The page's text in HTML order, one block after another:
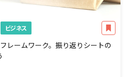
ビジネス
レームワーク。振り返りシートの